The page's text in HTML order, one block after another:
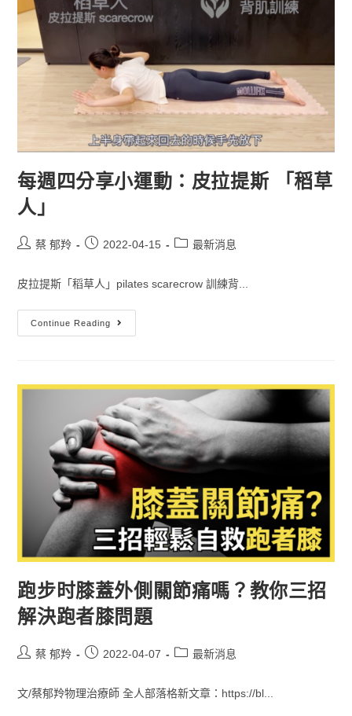
每週四分享小運動：皮拉提斯 「稻草
人」
蔡 郁羚 2022-04-15 最新消息
皮拉提斯「稻草人」pilates scarecrow 訓練背...
Continue Reading
跑步时膝蓋外側關節痛嗎？教你三招
解決跑者膝問題
蔡 郁羚 2022-04-07 最新消息
文/蔡郁羚物理治療師 全人部落格新文章：https://bl...